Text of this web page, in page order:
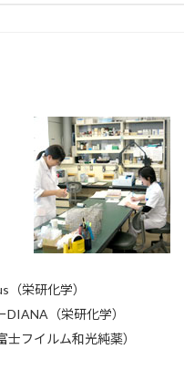
（栄研化学）
（栄研化学）
フイルム和光純薬）